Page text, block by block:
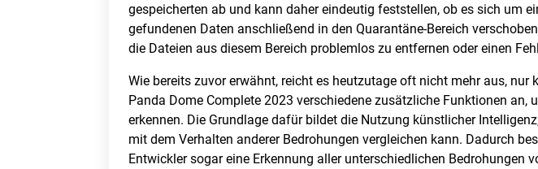
gespeicherten ab und kann daher eindeutig feststellen, ob es sich um
gefundenen Daten anschließend in den Quarantäne-Bereich
die Dateien aus diesem Bereich problemlos zu entfernen oder einen
Wie bereits zuvor erwähnt, reicht es heutzutage oft nicht mehr aus,
Panda Dome Complete 2023 verschiedene zusätzliche Funktionen
erkennen. Die Grundlage dafür bildet die Nutzung künstlicher
mit dem Verhalten anderer Bedrohungen vergleichen kann. Dadurch
Entwickler sogar eine Erkennung aller unterschiedlichen Bedrohungen